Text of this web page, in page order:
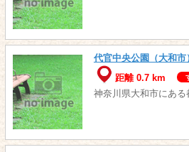
代官中央公園（大和市
距離 0.7 km
神奈川県大和市にある